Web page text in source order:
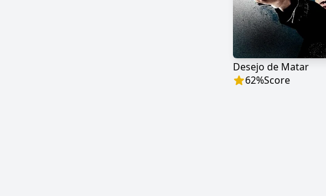
Desejo de Matar
62%Score